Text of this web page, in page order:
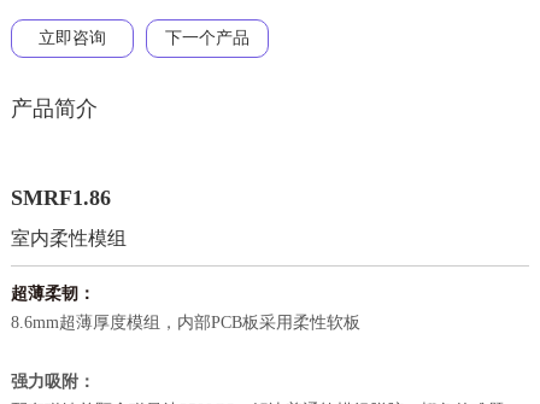
立即咨询 下一个产品
产品简介
SMRF1.86
室内柔性模组
超薄柔韧：
8.6mm超薄厚度模组，内部PCB板采用柔性软板
强力吸附：